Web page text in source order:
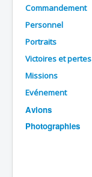
Avions
Personnels
Formation
Doctrines
Les As
Commandement
Personnel
Portraits
Victoires et pertes
Missions
Evénement
Avions
Photographies